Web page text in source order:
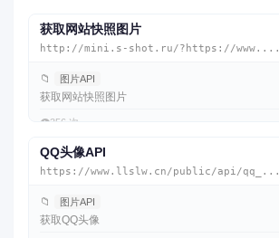
获取网站快照图片
http://mini.s-shot.ru/?https://www....
📁 图片API
获取网站快照图片
👁️356 次
QQ头像API
https://www.llslw.cn/public/api/qq_...
📁 图片API
获取QQ头像